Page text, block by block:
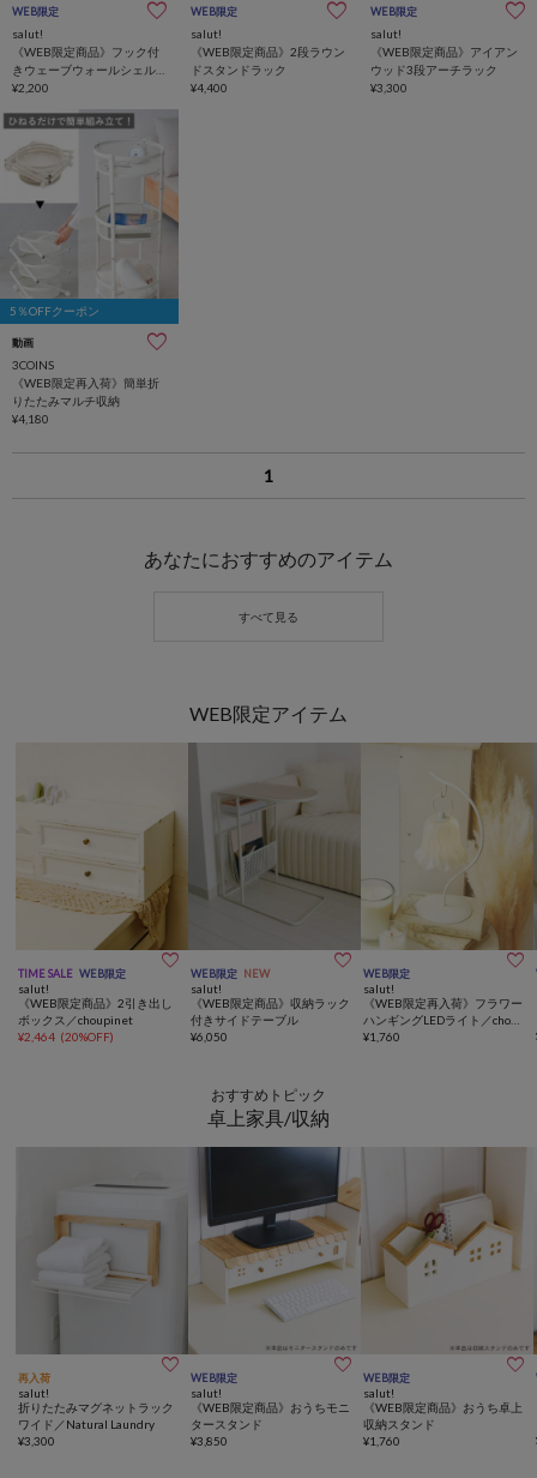
WEB限定
salut!
《WEB限定商品》フック付
きウェーブウォールシェル
フ
¥2,200
WEB限定
salut!
《WEB限定商品》2段ラウン
ドスタンドラック
¥4,400
WEB限定
salut!
《WEB限定商品》アイアン
ウッド3段アーチラック
¥3,300
5％OFFクーポン
動画
3COINS
《WEB限定再入荷》簡単折
りたたみマルチ収納
¥4,180
1
あなたにおすすめのアイテム
WEB限定アイテム
TIME SALE WEB限定 
salut!
《WEB限定商品》2引き出し
ボックス／choupinet
¥2,464 (20%OFF)
WEB限定 NEW 
salut!
《WEB限定商品》収納ラック
付きサイドテーブル
¥6,050
WEB限定 
salut!
《WEB限定再入荷》フラワー
ハンギングLEDライト／chou
pinet
¥1,760
おすすめトピック
卓上家具/収納
再入荷 
salut!
折りたたみマグネットラック
ワイド／Natural Laundry
¥3,300
WEB限定 
salut!
《WEB限定商品》おうちモニ
タースタンド
¥3,850
WEB限定 
salut!
《WEB限定商品》おうち卓上
収納スタンド
¥1,760